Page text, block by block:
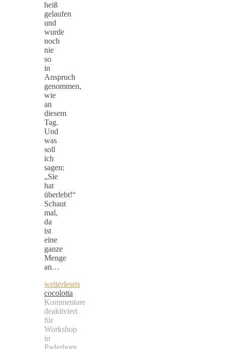
heiß
gelaufen
und
wurde
noch
nie
so
in
Anspruch
genommen,
wie
an
diesem
Tag.
Und
was
soll
ich
sagen:
„Sie
hat
überlebt!“
Schaut
mal,
da
ist
eine
ganze
Menge
an…
weiterlesen
cocolotta
Kommentare
deaktiviert
für
Workshop
in
Paderborn